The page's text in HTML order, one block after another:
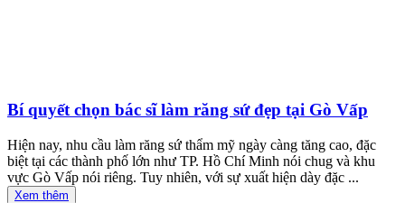
Bí quyết chọn bác sĩ làm răng sứ đẹp tại Gò Vấp
Hiện nay, nhu cầu làm răng sứ thẩm mỹ ngày càng tăng cao, đặc
biệt tại các thành phố lớn như TP. Hồ Chí Minh nói chug và khu
vực Gò Vấp nói riêng. Tuy nhiên, với sự xuất hiện dày đặc ...
Xem thêm